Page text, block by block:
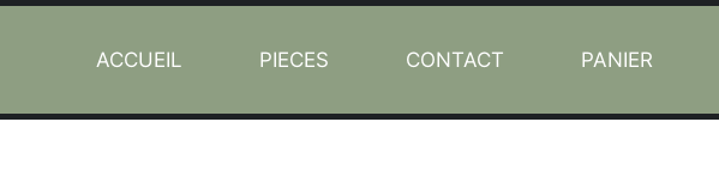
ACCUEIL PIECES CONTACT PANIER